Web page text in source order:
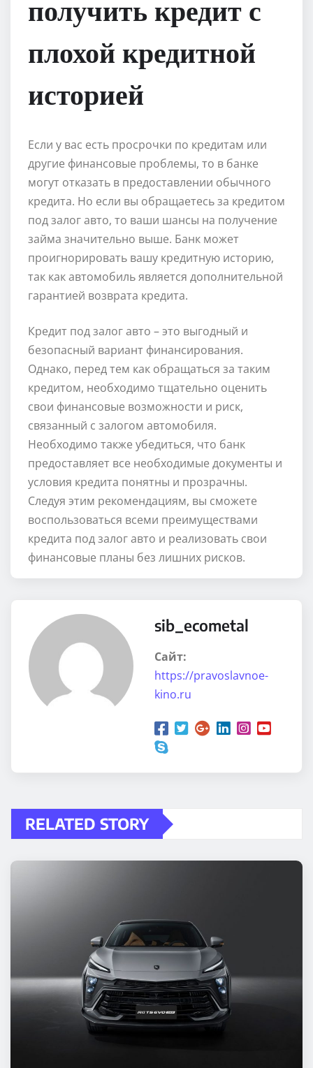
получить кредит с
плохой кредитной
историей
Если у вас есть просрочки по кредитам или
другие финансовые проблемы, то в банке
могут отказать в предоставлении обычного
кредита. Но если вы обращаетесь за кредитом
под залог авто, то ваши шансы на получение
займа значительно выше. Банк может
проигнорировать вашу кредитную историю,
так как автомобиль является дополнительной
гарантией возврата кредита.
Кредит под залог авто – это выгодный и
безопасный вариант финансирования.
Однако, перед тем как обращаться за таким
кредитом, необходимо тщательно оценить
свои финансовые возможности и риск,
связанный с залогом автомобиля.
Необходимо также убедиться, что банк
предоставляет все необходимые документы и
условия кредита понятны и прозрачны.
Следуя этим рекомендациям, вы сможете
воспользоваться всеми преимуществами
кредита под залог авто и реализовать свои
финансовые планы без лишних рисков.
sib_ecometal
Сайт:
https://pravoslavnoe-
kino.ru
RELATED STORY